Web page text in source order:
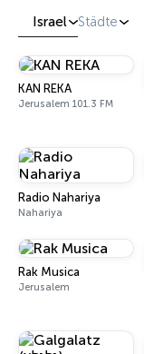
Israel Städte
KAN REKA
Jerusalem 101.3 FM
Radio Nahariya
Nahariya
Rak Musica
Jerusalem